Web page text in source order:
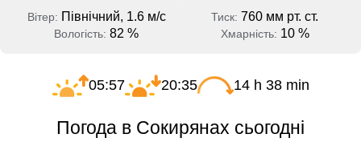
Вітер: Північний, 1.6 м/с Тиск: 760 мм рт. ст.
Вологість: 82 % Хмарність: 10 %
05:57 20:35 14 h 38 min
Погода в Сокирянах сьогодні